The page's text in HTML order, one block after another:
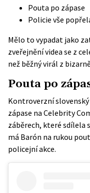
Pouta po zápase
Policie vše
Mělo to vypadat jako
zveřejnění videa se z
než běžný virál z
Pouta po
Kontroverzní
zápase na Celebrity
záběrech, které sdílela
má Barón na rukou
policejní akce.